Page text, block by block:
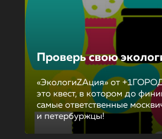
Проверь свою
«ЭкологиZAция» от
это квест, в котором до
самые ответственные
и петербуржцы!